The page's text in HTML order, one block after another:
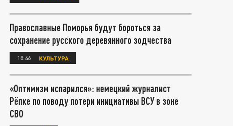
Православные Поморья будут бороться за
сохранение русского деревянного зодчества
18:46 КУЛЬТУРА
«Оптимизм испарился»: немецкий журналист
Рёпке по поводу потери инициативы ВСУ в зоне
СВО